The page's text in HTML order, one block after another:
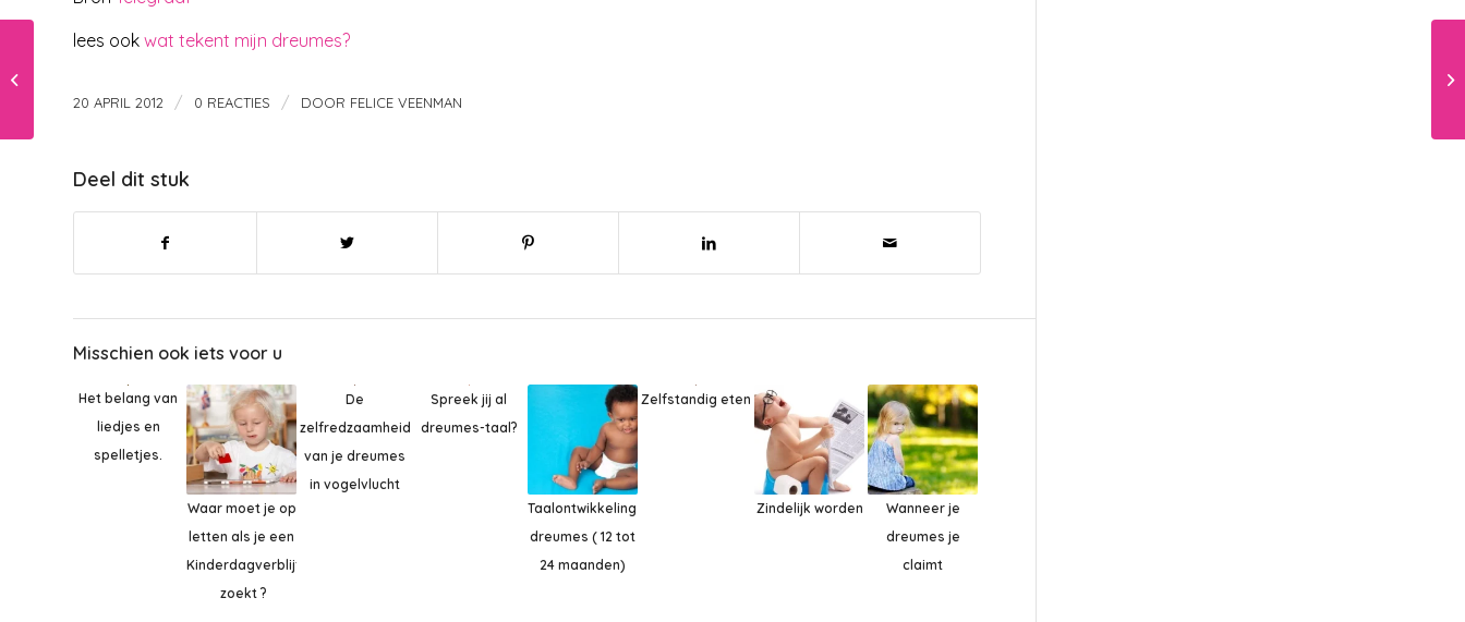
lees ook wat tekent mijn dreumes?
20 APRIL 2012 / 0 REACTIES / DOOR FELICE VEENMAN
Deel dit stuk
Misschien ook iets voor u
Het belang van
liedjes en
spelletjes.
Waar moet je op
letten als je een
Kinderdagverblijf
zoekt ?
De
zelfredzaamheid
van je dreumes
in vogelvlucht
Spreek jij al
dreumes-taal?
Taalontwikkeling
dreumes ( 12 tot
24 maanden)
Zelfstandig eten
Zindelijk worden
Wanneer je
dreumes je
claimt